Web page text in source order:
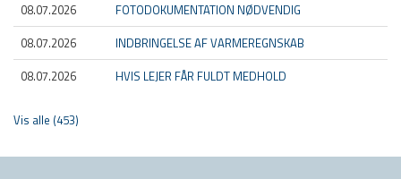
08.07.2026
FOTODOKUMENTATION NØDVENDIG
08.07.2026
INDBRINGELSE AF VARMEREGNSKAB
08.07.2026
HVIS LEJER FÅR FULDT MEDHOLD
Vis alle (453)